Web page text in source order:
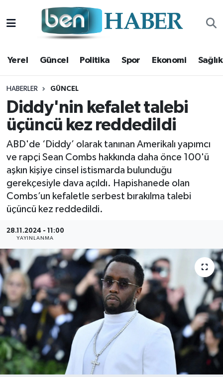
Yerel Güncel Politika Spor Ekonomi Sağlık
HABERLER GÜNCEL
Diddy'nin kefalet talebi
üçüncü kez reddedildi
ABD'de ‘Diddy’ olarak tanınan Amerikalı yapımcı
ve rapçi Sean Combs hakkında daha önce 100'ü
aşkın kişiye cinsel istismarda bulunduğu
gerekçesiyle dava açıldı. Hapishanede olan
Combs’un kefaletle serbest bırakılma talebi
üçüncü kez reddedildi.
28.11.2024 - 11:00
YAYINLANMA
Yerel
Güncel
Politika
Spor
Ekonomi
Sağlık
Magazin
Resmi Reklam
Röportajlar
Hava Durumu
Trafik Durumu
Süper Lig Puan Durumu ve Fikstür
Tüm Manşetler
Son Dakika Haberleri
Haber Arşivi